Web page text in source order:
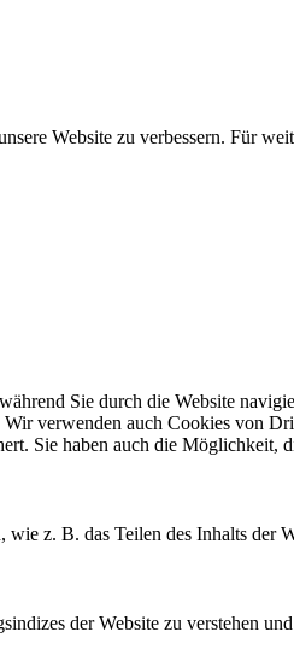
Website zu verbessern. Für
Sie durch die Website
verwenden auch Cookies von
Sie haben auch die
z. B. das Teilen des Inhalts
der Website zu verstehen